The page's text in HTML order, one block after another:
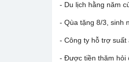
- Du lịch hằng năm
- Qùa tặng 8/3,
- Công ty hỗ trợ suất
- Được tiền thăm hỏi